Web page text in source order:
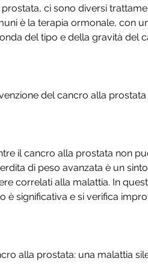
ci sono diversi
è la terapia ormonale, con
del tipo e della gravità del
del cancro alla prostata
il cancro alla prostata non
di peso avanzata è un
correlati alla malattia. In
è significativa e si verifica
alla prostata: una malattia